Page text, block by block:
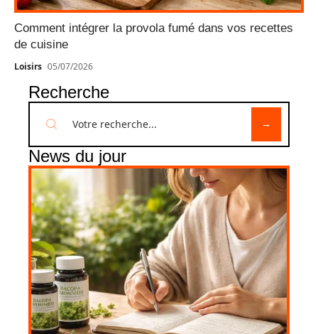
Comment intégrer la provola fumé dans vos recettes
de cuisine
Loisirs 05/07/2026
Recherche
News du jour